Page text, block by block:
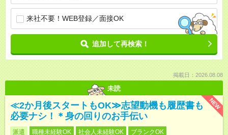
来社不要！WEB登録／面接OK
追加して再検索！
掲載日：2026.08.08
未読
NEW
≪2か月後スタートもOK≫志望動機も履歴書も
必要ナシ！＊身の回りのお手伝い
派遣 職種未経験OK 社会人未経験OK ブランクOK